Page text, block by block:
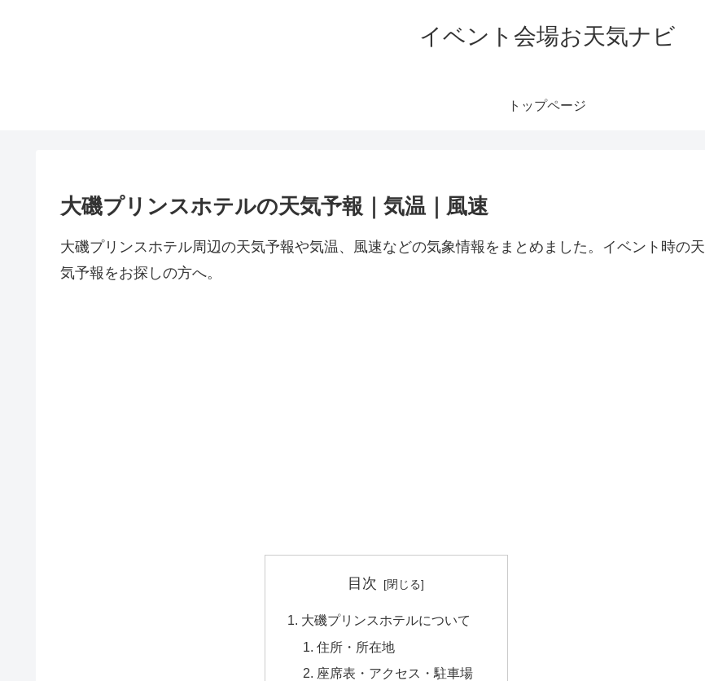
イベント会場お天気ナビ
トップページ
大磯プリンスホテルの天気予報｜気温｜風速
大磯プリンスホテル周辺の天気予報や気温、風速などの気象情報をまとめました。イベント時の天
気予報をお探しの方へ。
目次
大磯プリンスホテルについて
住所・所在地
座席表・アクセス・駐車場